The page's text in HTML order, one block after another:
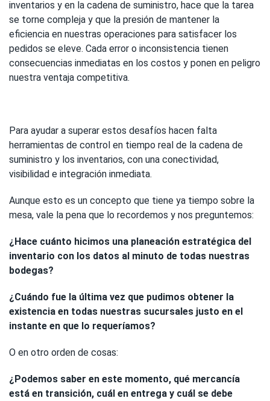
inventarios y en la cadena de suministro, hace que la tarea
se torne compleja y que la presión de mantener la
eficiencia en nuestras operaciones para satisfacer los
pedidos se eleve. Cada error o inconsistencia tienen
consecuencias inmediatas en los costos y ponen en peligro
nuestra ventaja competitiva.
Para ayudar a superar estos desafíos hacen falta
herramientas de control en tiempo real de la cadena de
suministro y los inventarios, con una conectividad,
visibilidad e integración inmediata.
Aunque esto es un concepto que tiene ya tiempo sobre la
mesa, vale la pena que lo recordemos y nos preguntemos:
¿Hace cuánto hicimos una planeación estratégica del
inventario con los datos al minuto de todas nuestras
bodegas?
¿Cuándo fue la última vez que pudimos obtener la
existencia en todas nuestras sucursales justo en el
instante en que lo requeríamos?
O en otro orden de cosas:
¿Podemos saber en este momento, qué mercancía
está en transición, cuál en entrega y cuál se debe